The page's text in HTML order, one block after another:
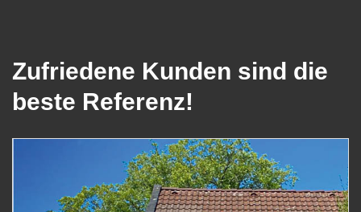
Zufriedene Kunden sind die
beste Referenz!